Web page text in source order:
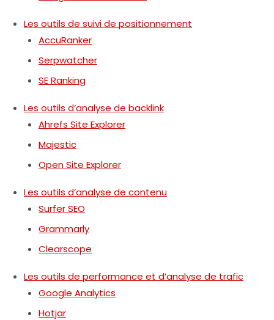
Les outils de suivi de positionnement
AccuRanker
Serpwatcher
SE Ranking
Les outils d’analyse de backlink
Ahrefs Site Explorer
Majestic
Open Site Explorer
Les outils d’analyse de contenu
Surfer SEO
Grammarly
Clearscope
Les outils de performance et d’analyse de trafic
Google Analytics
Hotjar